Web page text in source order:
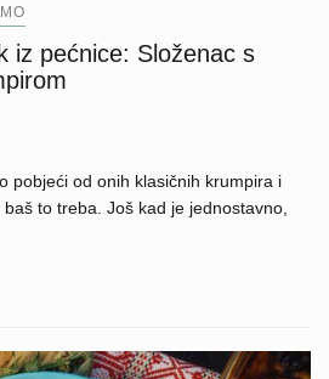
iz pećnice: Složenac s
pobjeći od onih klasičnih krumpira i
to treba. Još kad je jednostavno,